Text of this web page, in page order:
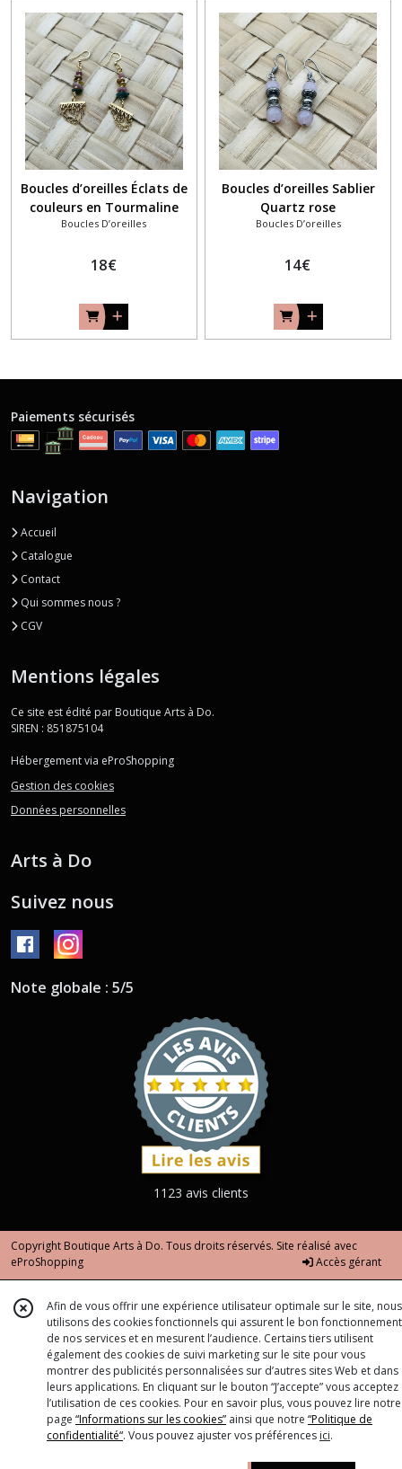
Boucles d’oreilles Éclats de
couleurs en Tourmaline
Boucles D’oreilles
18€
Boucles d’oreilles Sablier
Quartz rose
Boucles D’oreilles
14€
Paiements sécurisés
Navigation
Accueil
Catalogue
Contact
Qui sommes nous ?
CGV
Mentions légales
Ce site est édité par Boutique Arts à Do.
SIREN : 851875104
Hébergement via eProShopping
Gestion des cookies
Données personnelles
Arts à Do
Suivez nous
Note globale : 5/5
1123 avis clients
Copyright Boutique Arts à Do. Tous droits réservés. Site réalisé avec
eProShopping
Accès gérant
Afin de vous offrir une expérience utilisateur optimale sur le site, nous
utilisons des cookies fonctionnels qui assurent le bon fonctionnement
de nos services et en mesurent l’audience. Certains tiers utilisent
également des cookies de suivi marketing sur le site pour vous
montrer des publicités personnalisées sur d’autres sites Web et dans
leurs applications. En cliquant sur le bouton “J’accepte” vous acceptez
l’utilisation de ces cookies. Pour en savoir plus, vous pouvez lire notre
page “Informations sur les cookies” ainsi que notre “Politique de
confidentialité“. Vous pouvez ajuster vos préférences ici.